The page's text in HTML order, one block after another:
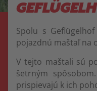
Spolu s
pojazdnú maštaľ na
V tejto maštali sú
šetrným
prispievajú k ich